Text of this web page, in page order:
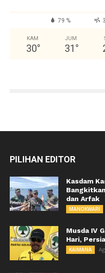
79 %
KAM
30°
JUM
31 °
PILIHAN EDITOR
Kasdam
dan Arfak
MANOKWARI
Musda IV
Hari,
KAIMANA